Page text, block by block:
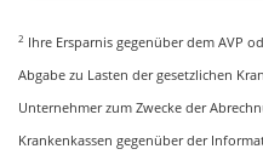
2 Ihre Ersparnis gegenüber dem AVP
Abgabe zu Lasten der gesetzlichen
Unternehmer zum Zwecke der
Krankenkassen gegenüber der